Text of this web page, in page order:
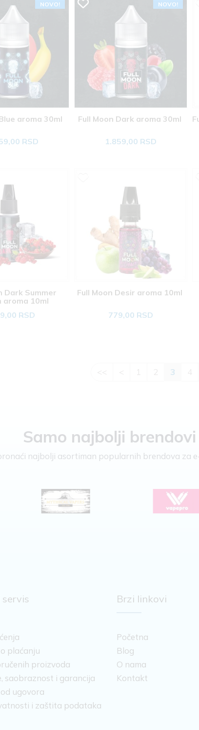
NOVO!
aroma 30ml
RSD
NOVO!
Full Moon Dark aroma 30ml
1.859,00 RSD
Dark Summer
aroma 10ml
RSD
Full Moon Desir aroma 10ml
779,00 RSD
3
Samo najbolji brendovi
najbolji asortiman popularnih brendova za
servis
plaćanju
proizvoda
saobraznost i garancija
ugovora
i zaštita podataka
Brzi linkovi
Početna
Blog
O nama
Kontakt